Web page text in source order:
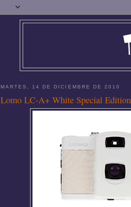
MARTES, 14 DE DICIEMBRE DE 2010
Lomo LC-A+ White Special Edition